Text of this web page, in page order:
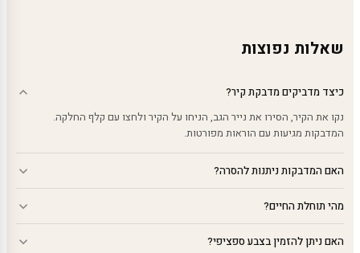
שאלות נפוצות
כיצד מדביקים מדבקת קיר?
נקו את הקיר, הסירו את נייר הגב, הניחו על הקיר ולחצו עם קלף החלקה.
המדבקות מגיעות עם הוראות מפורטות.
האם המדבקות ניתנות להסרה?
מהי תוחלת החיים?
האם ניתן להזמין בצבע ספציפי?